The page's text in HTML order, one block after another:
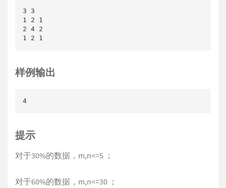
3 3
1 2 1
2 4 2
1 2 1
样例输出
4
提示
对于30%的数据，m,n<=5 ；
对于60%的数据，m,n<=30 ；